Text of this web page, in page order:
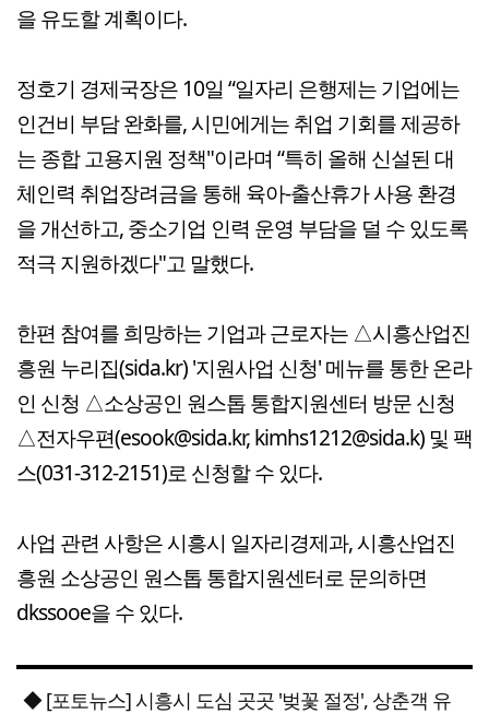
을 유도할 계획이다.
정호기 경제국장은 10일 “일자리 은행제는 기업에는
인건비 부담 완화를, 시민에게는 취업 기회를 제공하
는 종합 고용지원 정책"이라며 “특히 올해 신설된 대
체인력 취업장려금을 통해 육아-출산휴가 사용 환경
을 개선하고, 중소기업 인력 운영 부담을 덜 수 있도록
적극 지원하겠다"고 말했다.
한편 참여를 희망하는 기업과 근로자는 △시흥산업진
흥원 누리집(sida.kr) '지원사업 신청' 메뉴를 통한 온라
인 신청 △소상공인 원스톱 통합지원센터 방문 신청
△전자우편(esook@sida.kr, kimhs1212@sida.k) 및 팩
스(031-312-2151)로 신청할 수 있다.
사업 관련 사항은 시흥시 일자리경제과, 시흥산업진
흥원 소상공인 원스톱 통합지원센터로 문의하면
dkssooe을 수 있다.
◆ [포토뉴스] 시흥시 도심 곳곳 '벚꽃 절정', 상춘객 유